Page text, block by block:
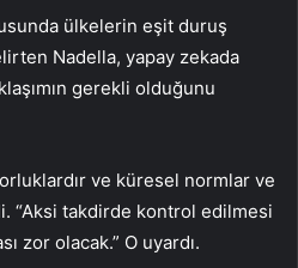
ülkelerin eşit duruş
Nadella, yapay zekada
gerekli olduğunu
ve küresel normlar ve
“Aksi takdirde kontrol edilmesi
zor olacak.” O uyardı.